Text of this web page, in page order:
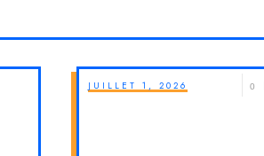
JUILLET 1, 2026 0